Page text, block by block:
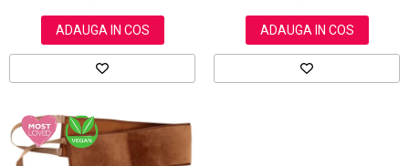
ADAUGA IN COS ADAUGA IN COS